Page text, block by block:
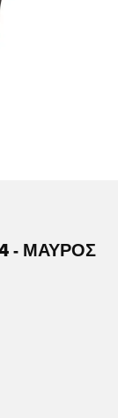
4 - ΜΑΎΡΟΣ